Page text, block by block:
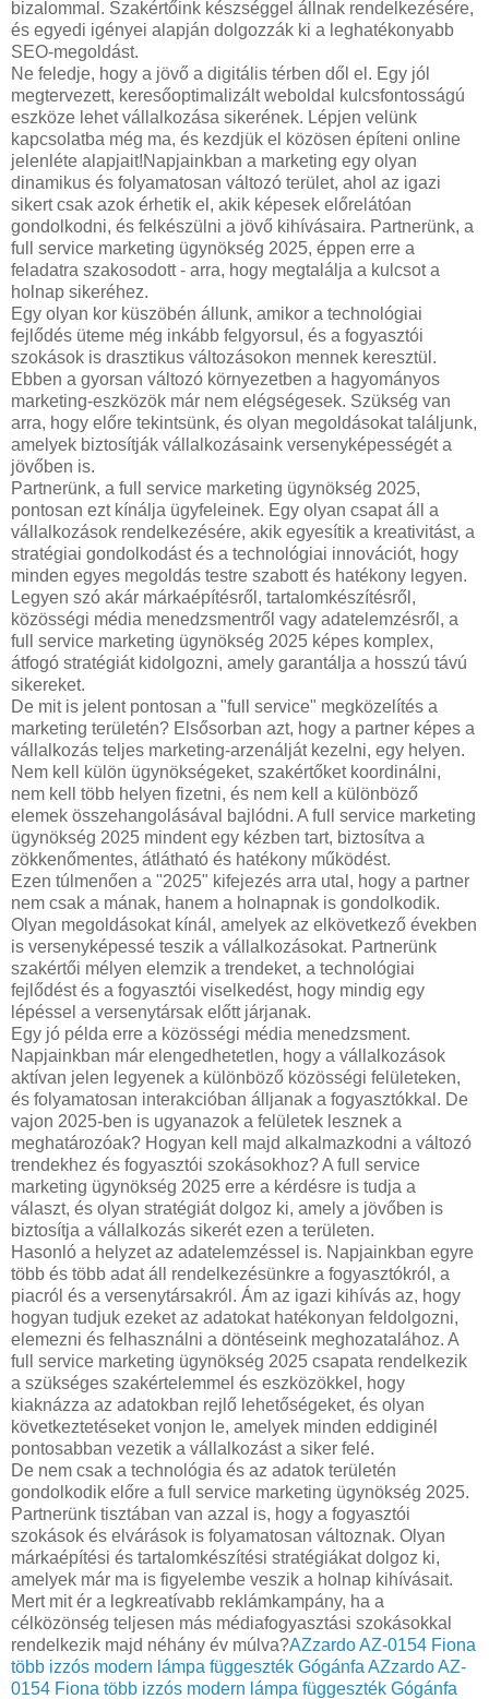
bizalommal. Szakértőink készséggel állnak rendelkezésére,
és egyedi igényei alapján dolgozzák ki a leghatékonyabb
SEO-megoldást.
Ne feledje, hogy a jövő a digitális térben dől el. Egy jól
megtervezett, keresőoptimalizált weboldal kulcsfontosságú
eszköze lehet vállalkozása sikerének. Lépjen velünk
kapcsolatba még ma, és kezdjük el közösen építeni online
jelenléte alapjait!Napjainkban a marketing egy olyan
dinamikus és folyamatosan változó terület, ahol az igazi
sikert csak azok érhetik el, akik képesek előrelátóan
gondolkodni, és felkészülni a jövő kihívásaira. Partnerünk, a
full service marketing ügynökség 2025, éppen erre a
feladatra szakosodott - arra, hogy megtalálja a kulcsot a
holnap sikeréhez.
Egy olyan kor küszöbén állunk, amikor a technológiai
fejlődés üteme még inkább felgyorsul, és a fogyasztói
szokások is drasztikus változásokon mennek keresztül.
Ebben a gyorsan változó környezetben a hagyományos
marketing-eszközök már nem elégségesek. Szükség van
arra, hogy előre tekintsünk, és olyan megoldásokat találjunk,
amelyek biztosítják vállalkozásaink versenyképességét a
jövőben is.
Partnerünk, a full service marketing ügynökség 2025,
pontosan ezt kínálja ügyfeleinek. Egy olyan csapat áll a
vállalkozások rendelkezésére, akik egyesítik a kreativitást, a
stratégiai gondolkodást és a technológiai innovációt, hogy
minden egyes megoldás testre szabott és hatékony legyen.
Legyen szó akár márkaépítésről, tartalomkészítésről,
közösségi média menedzsmentről vagy adatelemzésről, a
full service marketing ügynökség 2025 képes komplex,
átfogó stratégiát kidolgozni, amely garantálja a hosszú távú
sikereket.
De mit is jelent pontosan a "full service" megközelítés a
marketing területén? Elsősorban azt, hogy a partner képes a
vállalkozás teljes marketing-arzenálját kezelni, egy helyen.
Nem kell külön ügynökségeket, szakértőket koordinálni,
nem kell több helyen fizetni, és nem kell a különböző
elemek összehangolásával bajlódni. A full service marketing
ügynökség 2025 mindent egy kézben tart, biztosítva a
zökkenőmentes, átlátható és hatékony működést.
Ezen túlmenően a "2025" kifejezés arra utal, hogy a partner
nem csak a mának, hanem a holnapnak is gondolkodik.
Olyan megoldásokat kínál, amelyek az elkövetkező években
is versenyképessé teszik a vállalkozásokat. Partnerünk
szakértői mélyen elemzik a trendeket, a technológiai
fejlődést és a fogyasztói viselkedést, hogy mindig egy
lépéssel a versenytársak előtt járjanak.
Egy jó példa erre a közösségi média menedzsment.
Napjainkban már elengedhetetlen, hogy a vállalkozások
aktívan jelen legyenek a különböző közösségi felületeken,
és folyamatosan interakcióban álljanak a fogyasztókkal. De
vajon 2025-ben is ugyanazok a felületek lesznek a
meghatározóak? Hogyan kell majd alkalmazkodni a változó
trendekhez és fogyasztói szokásokhoz? A full service
marketing ügynökség 2025 erre a kérdésre is tudja a
választ, és olyan stratégiát dolgoz ki, amely a jövőben is
biztosítja a vállalkozás sikerét ezen a területen.
Hasonló a helyzet az adatelemzéssel is. Napjainkban egyre
több és több adat áll rendelkezésünkre a fogyasztókról, a
piacról és a versenytársakról. Ám az igazi kihívás az, hogy
hogyan tudjuk ezeket az adatokat hatékonyan feldolgozni,
elemezni és felhasználni a döntéseink meghozatalához. A
full service marketing ügynökség 2025 csapata rendelkezik
a szükséges szakértelemmel és eszközökkel, hogy
kiaknázza az adatokban rejlő lehetőségeket, és olyan
következtetéseket vonjon le, amelyek minden eddiginél
pontosabban vezetik a vállalkozást a siker felé.
De nem csak a technológia és az adatok területén
gondolkodik előre a full service marketing ügynökség 2025.
Partnerünk tisztában van azzal is, hogy a fogyasztói
szokások és elvárások is folyamatosan változnak. Olyan
márkaépítési és tartalomkészítési stratégiákat dolgoz ki,
amelyek már ma is figyelembe veszik a holnap kihívásait.
Mert mit ér a legkreatívabb reklámkampány, ha a
célközönség teljesen más médiafogyasztási szokásokkal
rendelkezik majd néhány év múlva?AZzardo AZ-0154 Fiona
több izzós modern lámpa függeszték Gógánfa AZzardo AZ-
0154 Fiona több izzós modern lámpa függeszték Gógánfa